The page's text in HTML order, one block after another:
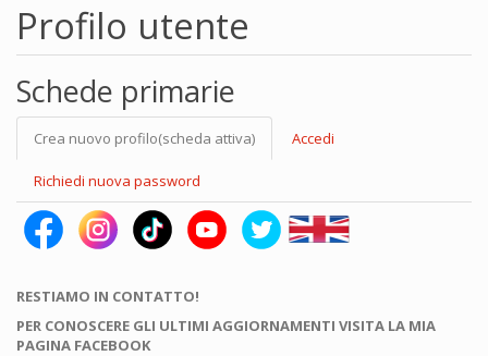
Profilo utente
Schede primarie
Crea nuovo profilo(scheda attiva) Accedi
Richiedi nuova password
RESTIAMO IN CONTATTO!
PER CONOSCERE GLI ULTIMI AGGIORNAMENTI VISITA LA MIA
PAGINA FACEBOOK